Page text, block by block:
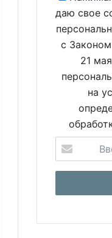
даю свое
с
21
на